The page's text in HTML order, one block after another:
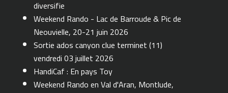
diversifie
Weekend Rando - Lac de Barroude & Pic de
Neouvielle, 20-21 juin 2026
Sortie ados canyon clue terminet (11)
vendredi 03 juillet 2026
HandiCaf : En pays Toy
Weekend Rando en Val d'Aran, Montlude,